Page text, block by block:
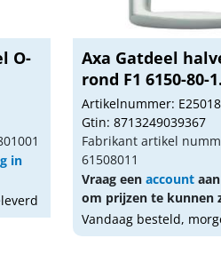
O-
in
Axa Gatdeel
rond F1 6150-80-
Artikelnummer:
Gtin: 8713249039367
Fabrikant artikel
61508011
Vraag eenaccount
om prijzen te kunnen
Vandaag besteld,